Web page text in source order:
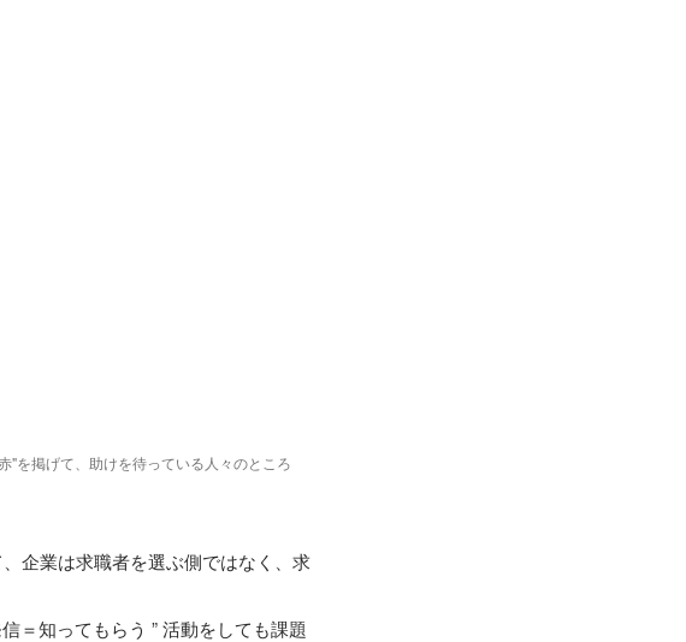
"を掲げて、助けを待っている人々のところ
企業は求職者を選ぶ側ではなく、求
＝知ってもらう ” 活動をしても課題